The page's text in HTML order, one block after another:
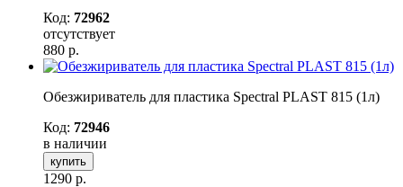
Код: 72962
отсутствует
880 р.
Обезжириватель для пластика Spectral PLAST 815 (1л)
Код: 72946
в наличии
купить
1290 р.